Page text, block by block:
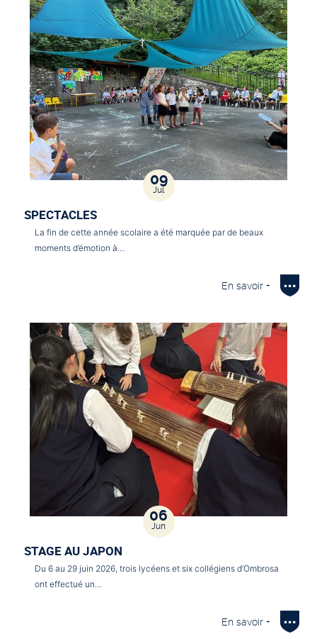
09
Jul
SPECTACLES
La fin de cette année scolaire a été marquée par de beaux
moments d’émotion à…
En savoir +
06
Jun
STAGE AU JAPON
Du 6 au 29 juin 2026, trois lycéens et six collégiens d’Ombrosa
ont effectué un…
En savoir +